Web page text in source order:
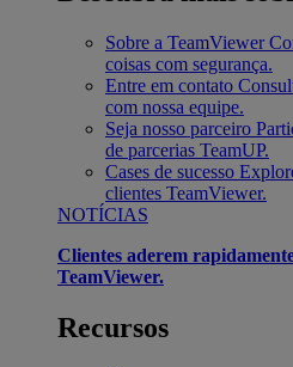
Sobre a TeamViewer
coisas com segurança.
Entre em contato
com nossa equipe.
Seja nosso parceiro
de parcerias TeamUP.
Cases de sucesso
clientes TeamViewer.
NOTÍCIAS
Clientes aderem
TeamViewer.
Recursos